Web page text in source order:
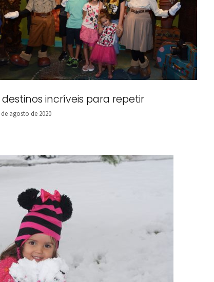
destinos incríveis para repetir
de agosto de 2020